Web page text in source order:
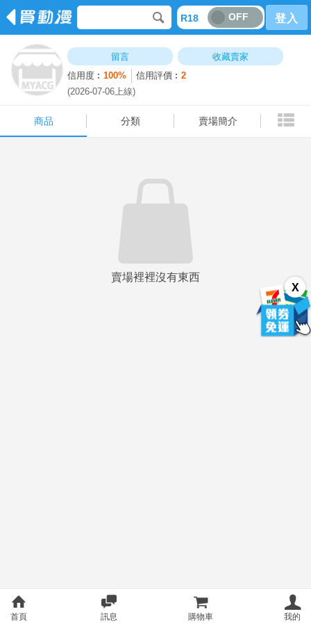
R18 OFF 登入
留言
收藏賣家
信用度︰100% 信用評價︰2
(2026-07-06上線)
商品 分類 賣場簡介
X
賣場裡裡沒有東西
商品 分類 賣場簡介
首頁 訊息 購物車 我的